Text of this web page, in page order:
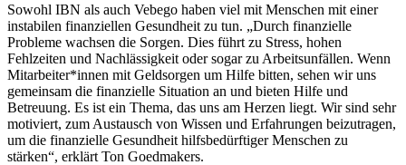
Sowohl IBN als auch Vebego haben viel mit Menschen mit einer
instabilen finanziellen Gesundheit zu tun. „Durch finanzielle
Probleme wachsen die Sorgen. Dies führt zu Stress, hohen
Fehlzeiten und Nachlässigkeit oder sogar zu Arbeitsunfällen. Wenn
Mitarbeiter*innen mit Geldsorgen um Hilfe bitten, sehen wir uns
gemeinsam die finanzielle Situation an und bieten Hilfe und
Betreuung. Es ist ein Thema, das uns am Herzen liegt. Wir sind sehr
motiviert, zum Austausch von Wissen und Erfahrungen beizutragen,
um die finanzielle Gesundheit hilfsbedürftiger Menschen zu
stärken“, erklärt Ton Goedmakers.